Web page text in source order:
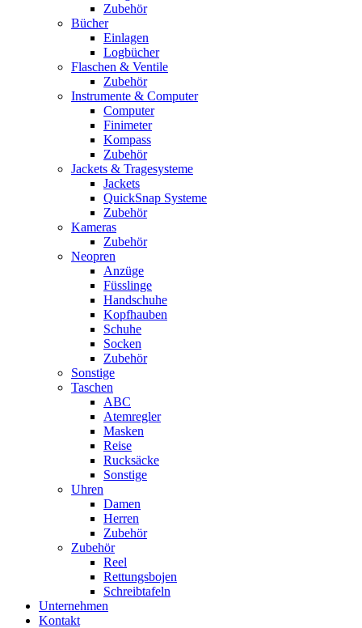
Zubehör
Bücher
Einlagen
Logbücher
Flaschen & Ventile
Zubehör
Instrumente & Computer
Computer
Finimeter
Kompass
Zubehör
Jackets & Tragesysteme
Jackets
QuickSnap Systeme
Zubehör
Kameras
Zubehör
Neopren
Anzüge
Füsslinge
Handschuhe
Kopfhauben
Schuhe
Socken
Zubehör
Sonstige
Taschen
ABC
Atemregler
Masken
Reise
Rucksäcke
Sonstige
Uhren
Damen
Herren
Zubehör
Zubehör
Reel
Rettungsbojen
Schreibtafeln
Unternehmen
Kontakt